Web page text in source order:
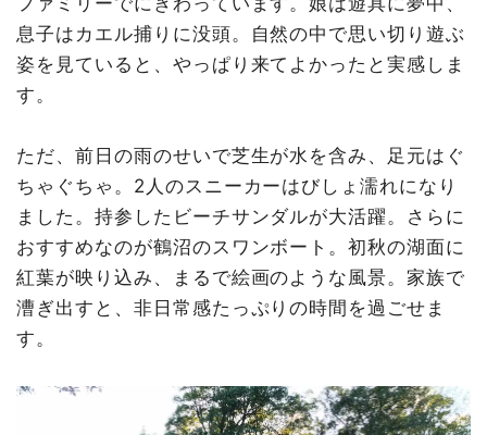
息子はカエル捕りに没頭。自然の中で思い切り遊ぶ
姿を見ていると、やっぱり来てよかったと実感しま
す。
ただ、前日の雨のせいで芝生が水を含み、足元はぐ
ちゃぐちゃ。2人のスニーカーはびしょ濡れになり
ました。持参したビーチサンダルが大活躍。さらに
おすすめなのが鶴沼のスワンボート。初秋の湖面に
紅葉が映り込み、まるで絵画のような風景。家族で
漕ぎ出すと、非日常感たっぷりの時間を過ごせま
す。